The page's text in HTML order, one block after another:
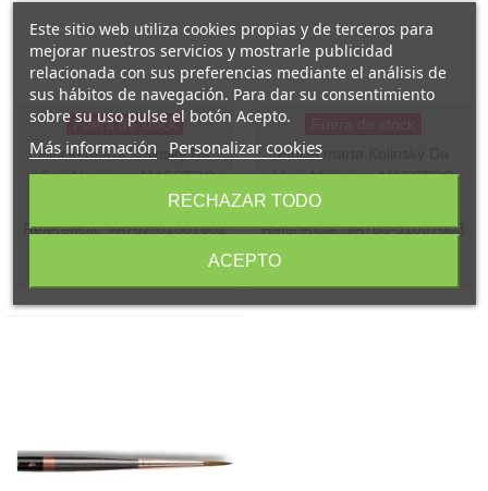
Fuera de stock
Pincel marta Kolinsky Da
Vinci Miniature MAESTRO
Referencia: VA762-01007602
(impuestos inc.)
Pincel marta Kolinsky Da
Vinci Miniature MAESTRO
Serie 76 n. 3
Referencia: VA763-01007603
17,00 €
Este sitio web utiliza cookies propias y de terceros para
mejorar nuestros servicios y mostrarle publicidad
relacionada con sus preferencias mediante el análisis de
sus hábitos de navegación. Para dar su consentimiento
sobre su uso pulse el botón Acepto.
Más información Personalizar cookies
RECHAZAR TODO
ACEPTO